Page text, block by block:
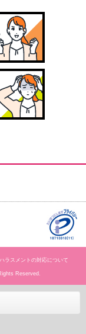
ラスメントの対応について
Reserved.